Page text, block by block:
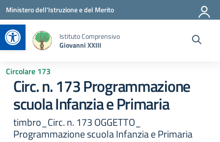
Apri la barra degli strumenti
Vai ai contenuti
Vai al menu di navigazione
Vai al footer
Ministero dell'Istruzione e del Merito
Istituto Comprensivo
Giovanni XXIII
Circolare 173
Circ. n. 173 Programmazione
scuola Infanzia e Primaria
timbro_Circ. n. 173 OGGETTO_
Programmazione scuola Infanzia e Primaria